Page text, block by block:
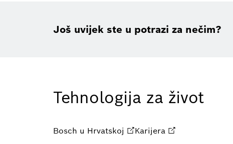
Još uvijek ste u potrazi za nečim?
Tehnologija za život
Bosch u Hrvatskoj Karijera